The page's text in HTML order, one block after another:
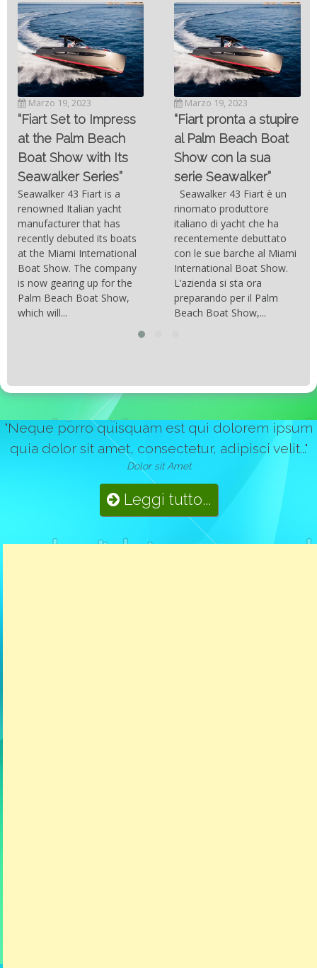
Marzo 19, 2023
“Fiart pronta a stupire
al Palm Beach Boat
Show con la sua
serie Seawalker”
Seawalker 43 Fiart è un
rinomato produttore
italiano di yacht che ha
recentemente debuttato
con le sue barche al Miami
International Boat Show.
L’azienda si sta ora
preparando per il Palm
Beach Boat Show,...
Novembre 6, 2022
SC- 46 il catamarano
ad alte prestazioni
targato Outerlimits.
delle moderne tecnologie
costruttive e dei nuovi
materiali come la fibra di
carbonio hanno consentito
di costruire catamarani
sempre più belli, compatti,
resistenti, leggeri e
soprattutto stabili veloci
con una manovrabilità...
"Neque porro quisquam est qui dolorem ipsum
quia dolor sit amet, consectetur, adipisci velit..."
Dolor sit Amet
Leggi tutto...